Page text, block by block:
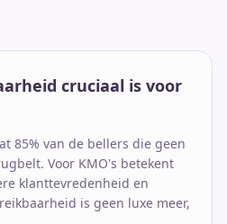
cruciaal is voor
85% van de bellers die geen
Voor KMO's betekent
klanttevredenheid en
is geen luxe meer,